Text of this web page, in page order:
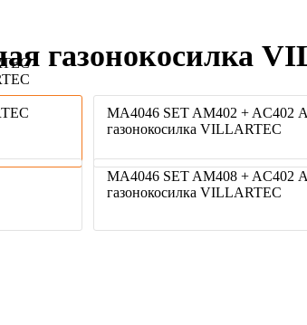
газонокосилка
MA4046 SET AM402 + AC402
газонокосилка VILLARTEC
MA4046 SET AM408 + AC402
газонокосилка VILLARTEC